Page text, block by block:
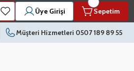
Üye Girişi Sepetim
Müşteri Hizmetleri 0507 189 89 55